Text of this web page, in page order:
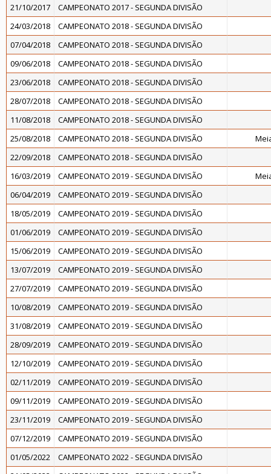
21/10/2017
CAMPEONATO 2017 - SEGUNDA DIVISÃO
24/03/2018
CAMPEONATO 2018 - SEGUNDA DIVISÃO
07/04/2018
CAMPEONATO 2018 - SEGUNDA DIVISÃO
09/06/2018
CAMPEONATO 2018 - SEGUNDA DIVISÃO
23/06/2018
CAMPEONATO 2018 - SEGUNDA DIVISÃO
28/07/2018
CAMPEONATO 2018 - SEGUNDA DIVISÃO
11/08/2018
CAMPEONATO 2018 - SEGUNDA DIVISÃO
25/08/2018
CAMPEONATO 2018 - SEGUNDA DIVISÃO
22/09/2018
CAMPEONATO 2018 - SEGUNDA DIVISÃO
16/03/2019
CAMPEONATO 2019 - SEGUNDA DIVISÃO
06/04/2019
CAMPEONATO 2019 - SEGUNDA DIVISÃO
18/05/2019
CAMPEONATO 2019 - SEGUNDA DIVISÃO
01/06/2019
CAMPEONATO 2019 - SEGUNDA DIVISÃO
15/06/2019
CAMPEONATO 2019 - SEGUNDA DIVISÃO
13/07/2019
CAMPEONATO 2019 - SEGUNDA DIVISÃO
27/07/2019
CAMPEONATO 2019 - SEGUNDA DIVISÃO
10/08/2019
CAMPEONATO 2019 - SEGUNDA DIVISÃO
31/08/2019
CAMPEONATO 2019 - SEGUNDA DIVISÃO
28/09/2019
CAMPEONATO 2019 - SEGUNDA DIVISÃO
12/10/2019
CAMPEONATO 2019 - SEGUNDA DIVISÃO
02/11/2019
CAMPEONATO 2019 - SEGUNDA DIVISÃO
09/11/2019
CAMPEONATO 2019 - SEGUNDA DIVISÃO
23/11/2019
CAMPEONATO 2019 - SEGUNDA DIVISÃO
07/12/2019
CAMPEONATO 2019 - SEGUNDA DIVISÃO
01/05/2022
CAMPEONATO 2022 - SEGUNDA DIVISÃO